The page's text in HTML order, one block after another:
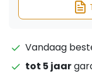
Vandaag
tot 5 jaar